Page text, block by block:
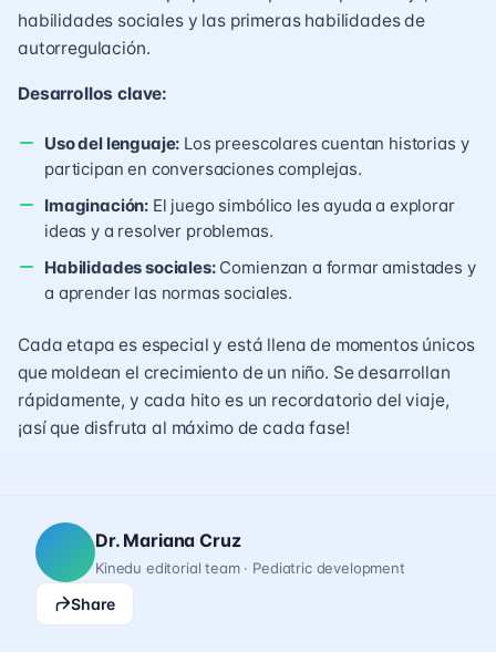
habilidades sociales y las primeras habilidades de
autorregulación.
Desarrollos clave:
Uso del lenguaje: Los preescolares cuentan historias y
participan en conversaciones complejas.
Imaginación: El juego simbólico les ayuda a explorar
ideas y a resolver problemas.
Habilidades sociales:Comienzan a formar amistades y
a aprender las normas sociales.
Cada etapa es especial y está llena de momentos únicos
que moldean el crecimiento de un niño. Se desarrollan
rápidamente, y cada hito es un recordatorio del viaje,
¡así que disfruta al máximo de cada fase!
Dr. Mariana Cruz
Kinedu editorial team · Pediatric development
Share